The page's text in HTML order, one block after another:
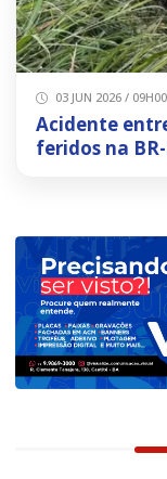
03 JUN 2026 / 09H00
Acidente
feridos na